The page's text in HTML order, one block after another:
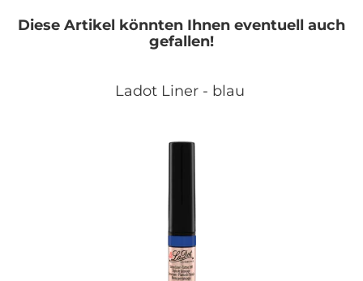
Diese Artikel könnten Ihnen eventuell auch
gefallen!
Ladot Liner - blau